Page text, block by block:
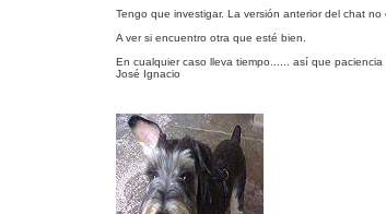
rn
a
j
e
Tengo que investigar. La versión anterior del chat no
A ver si encuentro otra que esté bien.
En cualquier caso lleva tiempo...... así que paciencia
José Ignacio